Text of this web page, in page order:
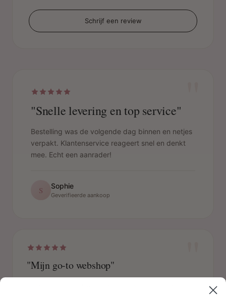
Schrijf een review
"Snelle levering en top service"
Bestelling was de volgende dag binnen en netjes
verpakt. Klantenservice reageert snel en denkt
mee. Echt een aanrader!
S Sophie
Geverifieerde aankoop
"Mijn go-to webshop"